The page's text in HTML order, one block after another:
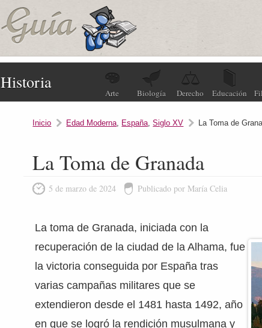
Historia
Arte Biología Derecho Educación
Inicio Edad Moderna, España,Siglo XV La Toma de
La Toma de Granada
5 de marzo de 2024 Publicado por María Celia
La toma de Granada, iniciada con la
recuperación de la ciudad de la Alhama, fue
la victoria conseguida por España tras
varias campañas militares que se
extendieron desde el 1481 hasta 1492, año
en que se logró la rendición musulmana y